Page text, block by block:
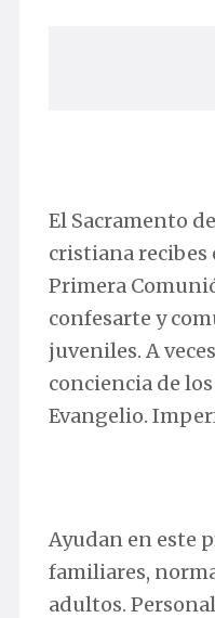
El Sacramento
cristiana recibes
Primera
confesarte y
juveniles. A
conciencia de
Evangelio.
Ayudan en este
familiares,
adultos.